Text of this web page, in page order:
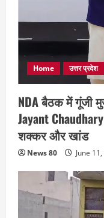
Home उत्तर प्रदेश
NDA बैठक में गूंजी
Jayant
शक्कर और खांड
News 80 June